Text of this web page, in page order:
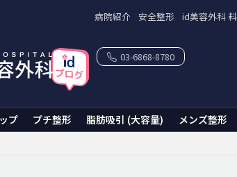
病院紹介 安全整形 id美容外科
プ プチ整形 脂肪吸引 (大容量) メンズ整形
03-6868-8780